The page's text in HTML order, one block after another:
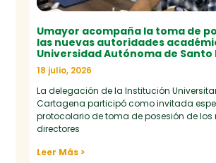
Umayor acompaña la toma de
las nuevas autoridades
Universidad Autónoma de Santo
18 julio, 2026
La delegación de la Institución
Cartagena participó como invitada
protocolario de toma de posesión de los
directores
Leer Más >